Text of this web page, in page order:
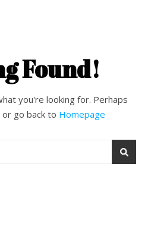
Found!
you're looking for. Perhaps
or go back to Homepage